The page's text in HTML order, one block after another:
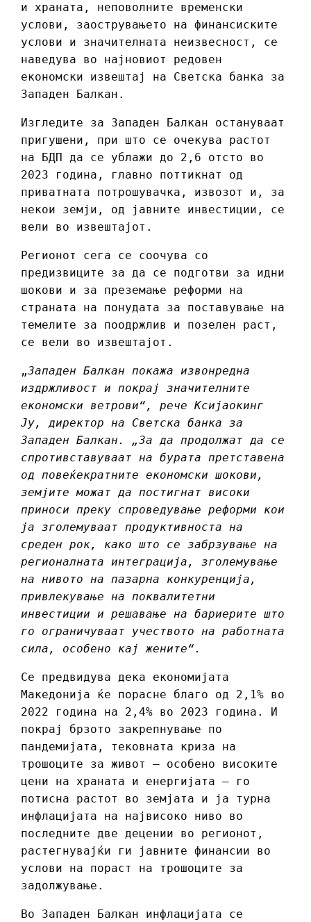
и храната, неповолните временски
услови, заострувањето на финансиските
услови и значителната неизвесност, се
наведува во најновиот редовен
економски извештај на Светска банка за
Западен Балкан.
Изгледите за Западен Балкан остануваат
пригушени, при што се очекува растот
на БДП да се ублажи до 2,6 отсто во
2023 година, главно поттикнат од
приватната потрошувачка, извозот и, за
некои земји, од јавните инвестиции, се
вели во извештајот.
Регионот сега се соочува со
предизвиците за да се подготви за идни
шокови и за преземање реформи на
страната на понудата за поставување на
темелите за поодржлив и позелен раст,
се вели во извештајот.
„Западен Балкан покажа извонредна
издржливост и покрај значителните
економски ветрови“, рече Ксијаокинг
Ју, директор на Светска банка за
Западен Балкан. „За да продолжат да се
спротивставуваат на бурата претставена
од повеќекратните економски шокови,
земјите можат да постигнат високи
приноси преку спроведување реформи кои
ја зголемуваат продуктивноста на
среден рок, како што се забрзување на
регионалната интеграција, зголемување
на нивото на пазарна конкуренција,
привлекување на поквалитетни
инвестиции и решавање на бариерите што
го ограничуваат учеството на работната
сила, особено кај жените“.
Се предвидува дека економијата
Македонија ќе порасне благо од 2,1% во
2022 година на 2,4% во 2023 година. И
покрај брзото закрепнување по
пандемијата, тековната криза на
трошоците за живот – особено високите
цени на храната и енергијата – го
потисна растот во земјата и ја турна
инфлацијата на највисоко ниво во
последните две децении во регионот,
растегнувајќи ги јавните финансии во
услови на пораст на трошоците за
задолжување.
Во Западен Балкан инфлацијата се